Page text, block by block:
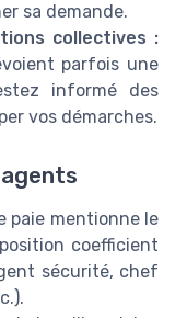
sa demande.
collectives :
parfois une
informé des
vos démarches.
paie mentionne le
coefficient
sécurité, chef